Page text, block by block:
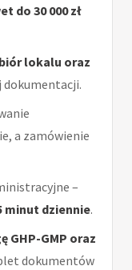
do 30 000 zł
lokalu oraz
a zamówienie
–
minut dziennie.
GHP-GMP oraz
dokumentów